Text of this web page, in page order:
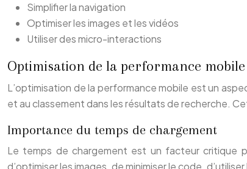
Simplifier la navigation
Optimiser les images et les vidéos
Utiliser des micro-interactions
Optimisation de la performance mobile
L’optimisation de la performance mobile est un
et au classement dans les résultats de recherche.
Importance du temps de chargement
Le temps de chargement est un facteur critique
d’optimiser les images, de minimiser le code,